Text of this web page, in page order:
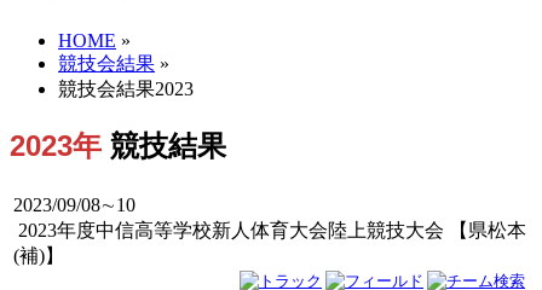
HOME »
競技会結果 »
競技会結果2023
2023年 競技結果
2023/09/08∼10
2023年度中信高等学校新人体育大会陸上競技大会 【県松本
(補)】